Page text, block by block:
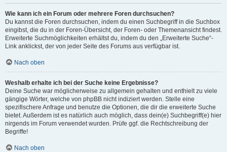
Wie kann ich ein Forum oder mehrere Foren durchsuchen?
Du kannst die Foren durchsuchen, indem du einen Suchbegriff in die Suchbox
eingibst, die du in der Foren-Übersicht, der Foren- oder Themenansicht findest.
Erweiterte Suchmöglichkeiten erhältst du, indem du den „Erweiterte Suche“-
Link anklickst, der von jeder Seite des Forums aus verfügbar ist.
Nach oben
Weshalb erhalte ich bei der Suche keine Ergebnisse?
Deine Suche war möglicherweise zu allgemein gehalten und enthielt zu viele
gängige Wörter, welche von phpBB nicht indiziert werden. Stelle eine
spezifischere Anfrage und benutze die Optionen, die dir die erweiterte Suche
bietet. Außerdem ist es natürlich auch möglich, dass dein(e) Suchbegriff(e) hier
nirgends im Forum verwendet wurden. Prüfe ggf. die Rechtschreibung der
Begriffe!
Nach oben